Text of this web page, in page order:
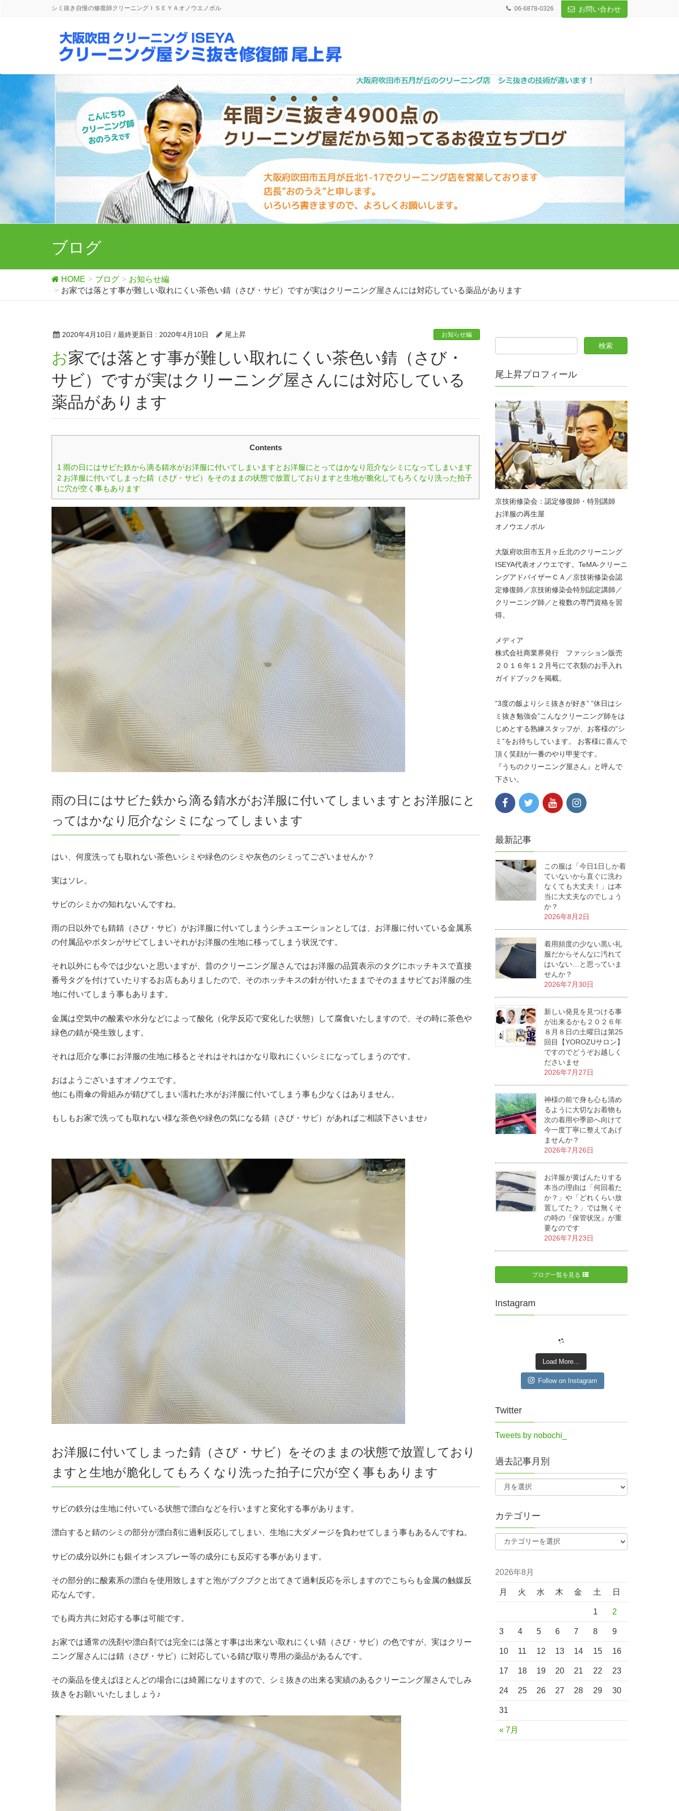
シミ抜き自慢の修復師クリーニングＩＳＥＹＡオノウエノボル 06-6878-0326 お問い合わせ
ブログ
HOME ブログ
お知らせ編
お家では落とす事が難しい取れにくい茶色い錆（さび・サビ）ですが実はクリーニング屋さんには対応している薬品があります
2020年4月10日 / 最終更新日 : 2020年4月10日 尾上昇 お知らせ編
お家では落とす事が難しい取れにくい茶色い錆（さび・
サビ）ですが実はクリーニング屋さんには対応している
薬品があります
Contents
1 雨の日にはサビた鉄から滴る錆水がお洋服に付いてしまいますとお洋服にとってはかなり厄介なシミになってしまいます
2 お洋服に付いてしまった錆（さび・サビ）をそのままの状態で放置しておりますと生地が脆化してもろくなり洗った拍子
に穴が空く事もあります
雨の日にはサビた鉄から滴る錆水がお洋服に付いてしまいますとお洋服にと
ってはかなり厄介なシミになってしまいます
はい、何度洗っても取れない茶色いシミや緑色のシミや灰色のシミってございませんか？
実はソレ。
サビのシミかの知れないんですね。
雨の日以外でも錆錆（さび・サビ）がお洋服に付いてしまうシチュエーションとしては、お洋服に付いている金属系
の付属品やボタンがサビてしまいそれがお洋服の生地に移ってしまう状況です。
それ以外にも今では少ないと思いますが、昔のクリーニング屋さんではお洋服の品質表示のタグにホッチキスで直接
番号タグを付けていたりするお店もありましたので、そのホッチキスの針が付いたままでそのままサビてお洋服の生
地に付いてしまう事もあります。
金属は空気中の酸素や水分などによって酸化（化学反応で変化した状態）して腐食いたしますので、その時に茶色や
緑色の錆が発生致します。
それは厄介な事にお洋服の生地に移るとそれはそれはかなり取れにくいシミになってしまうのです。
おはようございますオノウエです。
他にも雨傘の骨組みが錆びてしまい濡れた水がお洋服に付いてしまう事も少なくはありません。
もしもお家で洗っても取れない様な茶色や緑色の気になる錆（さび・サビ）があればご相談下さいませ♪
お洋服に付いてしまった錆（さび・サビ）をそのままの状態で放置しており
ますと生地が脆化してもろくなり洗った拍子に穴が空く事もあります
サビの鉄分は生地に付いている状態で漂白などを行いますと変化する事があります。
漂白すると錆のシミの部分が漂白剤に過剰反応してしまい、生地に大ダメージを負わせてしまう事もあるんですね。
サビの成分以外にも銀イオンスプレー等の成分にも反応する事があります。
その部分的に酸素系の漂白を使用致しますと泡がブクブクと出てきて過剰反応を示しますのでこちらも金属の触媒反
応なんです。
でも両方共に対応する事は可能です。
お家では通常の洗剤や漂白剤では完全には落とす事は出来ない取れにくい錆（さび・サビ）の色ですが、実はクリー
ニング屋さんには錆（さび・サビ）に対応している錆び取り専用の薬品があるんです。
その薬品を使えばほとんどの場合には綺麗になりますので、シミ抜きの出来る実績のあるクリーニング屋さんでしみ
抜きをお願いいたしましょう♪
尾上昇プロフィール
京技術修染会：認定修復師・特別講師
お洋服の再生屋
オノウエノボル
大阪府吹田市五月ヶ丘北のクリーニング
ISEYA代表オノウエです。TeMA-クリーニ
ングアドバイザーＣＡ／京技術修染会認
定修復師／京技術修染会特別認定講師／
クリーニング師／と複数の専門資格を習
得。
メディア
株式会社商業界発行 ファッション販売
２０１６年１２月号にて衣類のお手入れ
ガイドブックを掲載。
”3度の飯よりシミ抜きが好き” ”休日はシ
ミ抜き勉強会”こんなクリーニング師をは
じめとする熟練スタッフが、お客様の”シ
ミ”をお待ちしています。 お客様に喜んで
頂く笑顔が一番のやり甲斐です。
『うちのクリーニング屋さん』と呼んで
下さい。
最新記事
この服は「今日1日しか着
ていないから直ぐに洗わ
なくても大丈夫！」は本
当に大丈夫なのでしょう
か？
2026年8月2日
着用頻度の少ない黒い礼
服だからそんなに汚れて
はいない…と思っていま
せんか？
2026年7月30日
新しい発見を見つける事
が出来るかも２０２６年
８月８日の土曜日は第25
回目【YOROZUサロン】
ですのでどうぞお越しく
ださいませ
2026年7月27日
神様の前で身も心も清め
るように大切なお着物も
次の着用や季節へ向けて
今一度丁寧に整えてあげ
ませんか？
2026年7月26日
お洋服が黄ばんたりする
本当の理由は「何回着た
か？」や「どれくらい放
置してた？」では無くそ
の時の『保管状況』が重
要なのです
2026年7月23日
ブログ一覧を見る
Instagram
Load More...
Follow on Instagram
Twitter
Tweets by nobochi_
過去記事月別
カテゴリー
2026年8月
月 火 水 木 金 土 日
« 7月
1 2
3 4 5 6 7 8 9
10 11 12 13 14 15 16
17 18 19 20 21 22 23
24 25 26 27 28 29 30
31